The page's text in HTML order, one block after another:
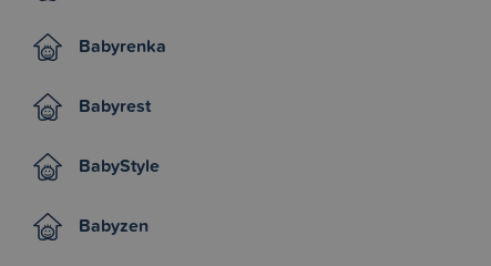
Babyrenka
Babyrest
BabyStyle
Babyzen